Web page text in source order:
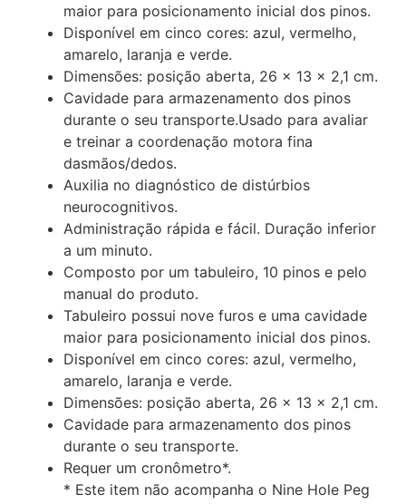
maior para posicionamento inicial dos pinos.
Disponível em cinco cores: azul, vermelho,
amarelo, laranja e verde.
Dimensões: posição aberta, 26 x 13 x 2,1 cm.
Cavidade para armazenamento dos pinos
durante o seu transporte.Usado para avaliar
e treinar a coordenação motora fina
dasmãos/dedos.
Auxilia no diagnóstico de distúrbios
neurocognitivos.
Administração rápida e fácil. Duração inferior
a um minuto.
Composto por um tabuleiro, 10 pinos e pelo
manual do produto.
Tabuleiro possui nove furos e uma cavidade
maior para posicionamento inicial dos pinos.
Disponível em cinco cores: azul, vermelho,
amarelo, laranja e verde.
Dimensões: posição aberta, 26 x 13 x 2,1 cm.
Cavidade para armazenamento dos pinos
durante o seu transporte.
Requer um cronômetro*.
* Este item não acompanha o Nine Hole Peg